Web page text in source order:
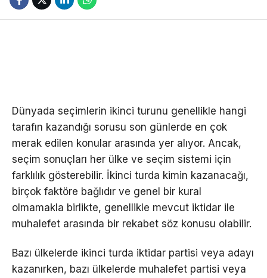
Dünyada seçimlerin ikinci turunu genellikle hangi
tarafın kazandığı sorusu son günlerde en çok
merak edilen konular arasında yer alıyor. Ancak,
seçim sonuçları her ülke ve seçim sistemi için
farklılık gösterebilir. İkinci turda kimin kazanacağı,
birçok faktöre bağlıdır ve genel bir kural
olmamakla birlikte, genellikle mevcut iktidar ile
muhalefet arasında bir rekabet söz konusu olabilir.
Bazı ülkelerde ikinci turda iktidar partisi veya adayı
kazanırken, bazı ülkelerde muhalefet partisi veya